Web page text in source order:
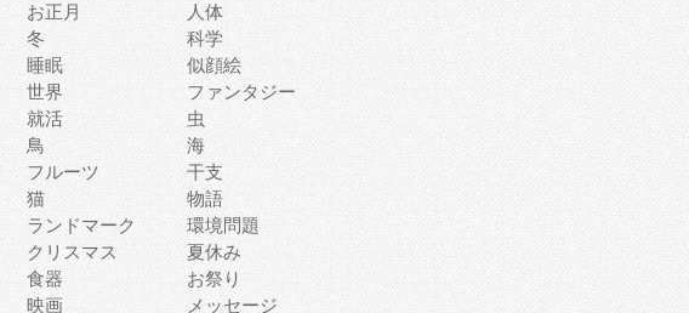
お正月
人体
冬
科学
睡眠
似顔絵
世界
ファンタジー
就活
虫
鳥
海
フルーツ
干支
猫
物語
ランドマーク
環境問題
クリスマス
夏休み
食器
お祭り
映画 メッセージ